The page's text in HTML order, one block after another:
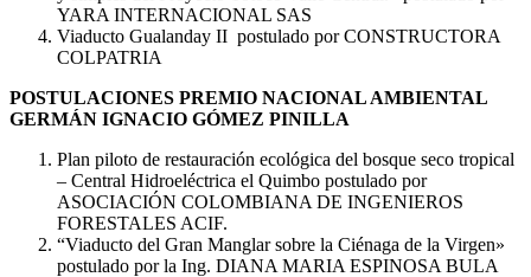
YARA INTERNACIONAL SAS
Viaducto Gualanday II postulado por CONSTRUCTORA
COLPATRIA
POSTULACIONES PREMIO NACIONAL AMBIENTAL
GERMÁN IGNACIO GÓMEZ PINILLA
Plan piloto de restauración ecológica del bosque seco tropical
– Central Hidroeléctrica el Quimbo postulado por
ASOCIACIÓN COLOMBIANA DE INGENIEROS
FORESTALES ACIF.
“Viaducto del Gran Manglar sobre la Ciénaga de la Virgen»
postulado por la Ing. DIANA MARIA ESPINOSA BULA